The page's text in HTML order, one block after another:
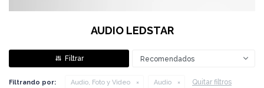
AUDIO LEDSTAR
Recomendados
Filtrando por: Audio, Foto y Video Audio Quitar filtros